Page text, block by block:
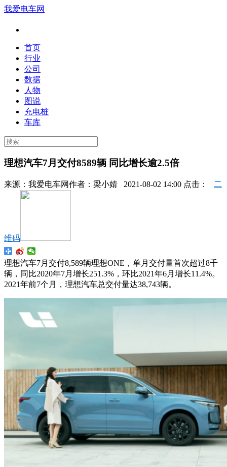
我爱电车网
首页
行业
公司
数据
人物
图说
充电桩
车库
理想汽车7月交付8589辆 同比增长逾2.5倍
来源： 我爱电车网作者： 梁小婧 2021-08-02 14:00 点击： 二
维码
理想汽车7月交付8,589辆理想ONE，单月交付量首次超过8千
辆，同比2020年7月增长251.3%，环比2021年6月增长11.4%。
2021年前7个月，理想汽车总交付量达38,743辆。